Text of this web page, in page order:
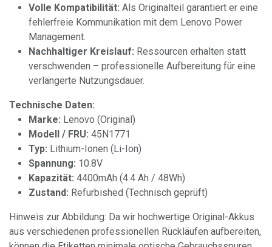
Volle Kompatibilität: Als Originalteil garantiert er eine
fehlerfreie Kommunikation mit dem Lenovo Power
Management.
Nachhaltiger Kreislauf: Ressourcen erhalten statt
verschwenden – professionelle Aufbereitung für eine
verlängerte Nutzungsdauer.
Technische Daten:
Marke: Lenovo (Original)
Modell / FRU: 45N1771
Typ: Lithium-Ionen (Li-Ion)
Spannung: 10.8V
Kapazität: 4400mAh (4.4 Ah / 48Wh)
Zustand: Refurbished (Technisch geprüft)
Hinweis zur Abbildung: Da wir hochwertige Original-Akkus
aus verschiedenen professionellen Rückläufen aufbereiten,